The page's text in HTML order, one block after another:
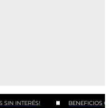
SIN INTERÉS! BENEFICIOS